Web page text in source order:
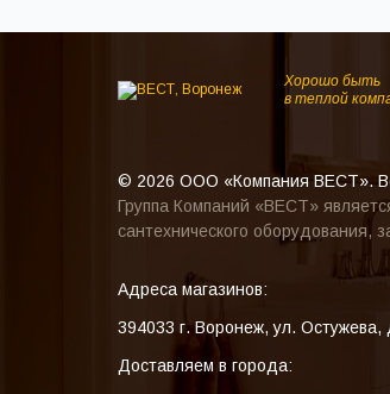
Хорошо быть
в теплой
© 2026 ООО «Компания ВЕСТ».
Группа Компаний «ВЕСТ»
сантехнического оборудования,
Адреса магазинов:
394033 г. Воронеж,ул. Остужева,
Доставляем в города: